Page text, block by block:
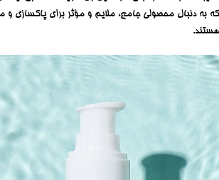
که به دنبال محصولی جامع، ملایم و مؤثر برای پاکسازی
هستند.